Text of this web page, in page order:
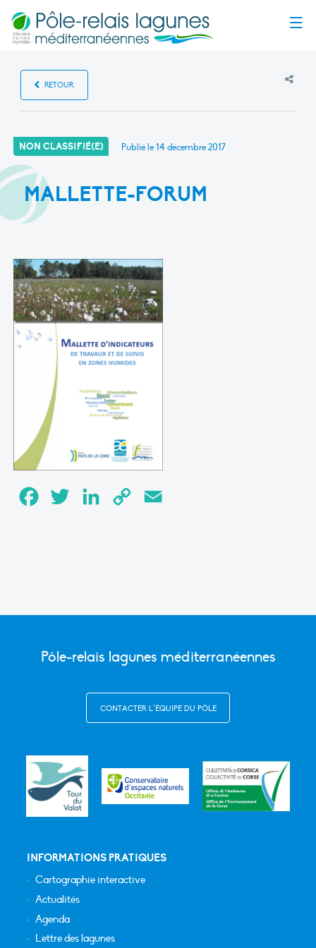
RETOUR
NON CLASSIFIÉ(E) Publié le14 décembre 2017
MALLETTE-FORUM
FacebookTwitter LinkedInCopy
Pôle-relais lagunes méditerranéennes
CONTACTER L’ÉQUIPE DU PÔLE
INFORMATIONS PRATIQUES
Cartographie interactive
Actualités
Agenda
Lettre des lagunes